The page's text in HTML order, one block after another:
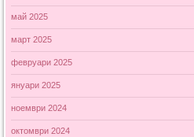
май 2025
март 2025
февруари 2025
януари 2025
ноември 2024
октомври 2024